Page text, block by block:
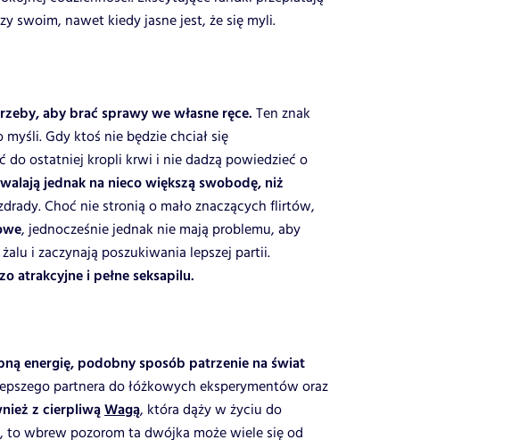
swoim, nawet kiedy jasne jest, że się myli.
aby brać sprawy we własne ręce. Ten znak
Gdy ktoś nie będzie chciał się
do ostatniej kropli krwi i nie dadzą powiedzieć o
jednak na nieco większą swobodę, niż
Choć nie stronią o mało znaczących flirtów,
, jednocześnie jednak nie mają problemu, aby
i zaczynają poszukiwania lepszej partii.
atrakcyjne i pełne seksapilu.
energię, podobny sposób patrzenie na świat
partnera do łóżkowych eksperymentów oraz
z cierpliwąWagą, która dąży w życiu do
to wbrew pozorom ta dwójka może wiele się od